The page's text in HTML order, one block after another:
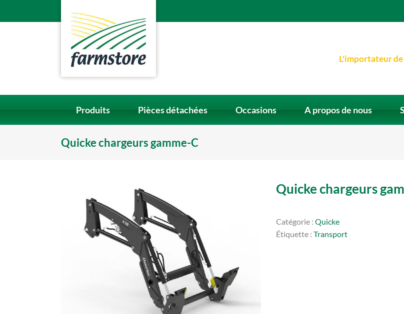
L'importateur
Produits Pièces détachées Occasions A propos de nous
Quicke chargeurs gamme-C
Quicke chargeurs
Catégorie : Quicke
Étiquette : Transport